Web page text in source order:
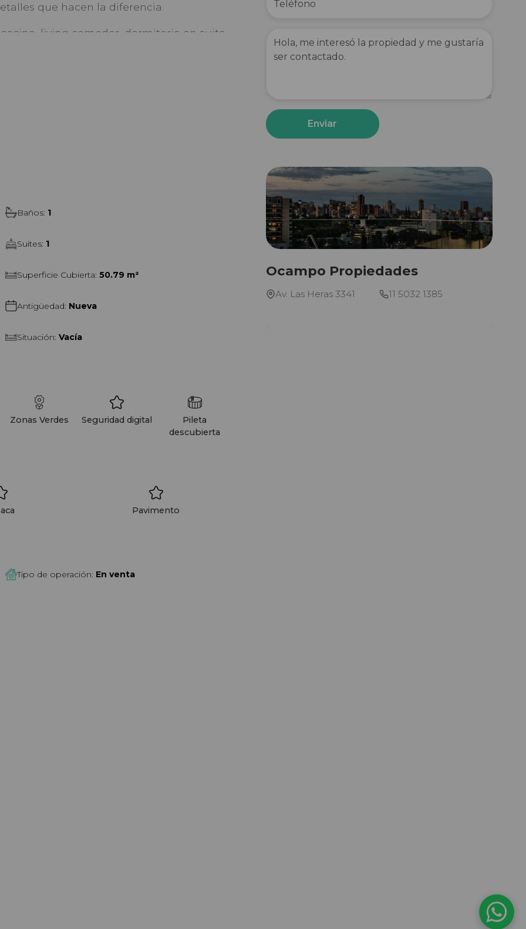
que hacen la diferencia.
living comedor, dormitorio en suite
y una de las escenas
Baños: 1
Suites: 1
Superficie Cubierta: 50.79 m²
Antigüedad: Nueva
Situación: Vacía
Zonas Verdes Seguridad digital
Pileta
descubierta
Pavimento
Tipo de operación: En venta
Enviar
Ocampo Propiedades
Av. Las Heras 3341 11 5032 1385